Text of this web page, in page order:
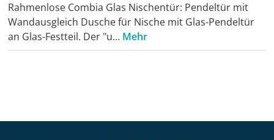
Rahmenlose Combia Glas Nischentür: Pendeltür mit
Wandausgleich Dusche für Nische mit Glas-Pendeltür
an Glas-Festteil. Der "u… Mehr